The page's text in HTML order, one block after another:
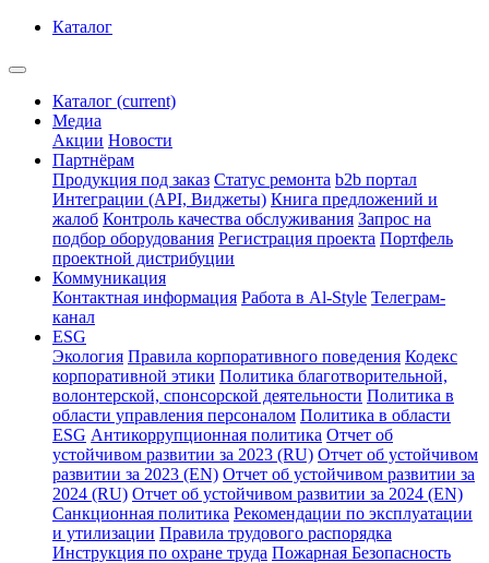
Каталог
Каталог (current)
Медиа
Акции Новости
Партнёрам
Продукция под заказ Статус ремонта b2b портал
Интеграции (API, Виджеты) Книга предложений и
жалоб Контроль качества обслуживания Запрос на
подбор оборудования Регистрация проекта Портфель
проектной дистрибуции
Коммуникация
Контактная информация Работа в Al-Style Телеграм-
канал
ESG
Экология Правила корпоративного поведения Кодекс
корпоративной этики Политика благотворительной,
волонтерской, спонсорской деятельности Политика в
области управления персоналом Политика в области
ESG Антикоррупционная политика Отчет об
устойчивом развитии за 2023 (RU) Отчет об устойчивом
развитии за 2023 (EN) Отчет об устойчивом развитии за
2024 (RU) Отчет об устойчивом развитии за 2024 (EN)
Санкционная политика Рекомендации по эксплуатации
и утилизации Правила трудового распорядка
Инструкция по охране труда Пожарная Безопасность